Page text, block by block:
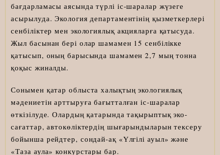
бағдарламасы аясында түрлі іс-шаралар жүзеге
асырылуда. Экология департаментінің қызметкерлері
сенбіліктер мен экологиялық акцияларға қатысуда.
Жыл басынан бері олар шамамен 15 сенбілікке
қатысып, оның барысында шамамен 2,7 мың тонна
қоқыс жиналды.
Сонымен қатар облыста халықтың экологиялық
мәдениетін арттыруға бағытталған іс-шаралар
өткізілуде. Олардың қатарында тақырыптық эко-
сағаттар, автокөліктердің шығарындыларын тексеру
бойынша рейдтер, сондай-ақ «Үлгілі ауыл» және
«Таза аула» конкурстары бар.